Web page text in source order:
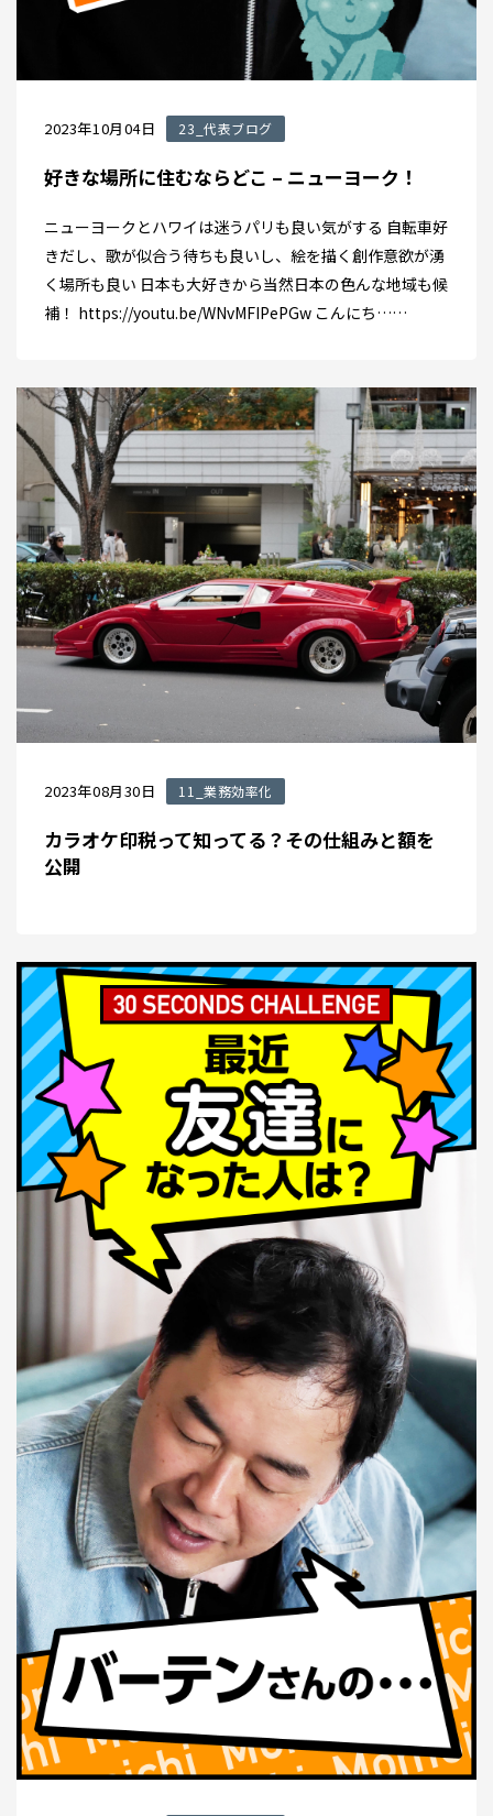
2023年10月04日 23_代表ブログ
好きな場所に住むならどこ – ニューヨーク！
ニューヨークとハワイは迷うパリも良い気がする 自転車好
きだし、歌が似合う待ちも良いし、絵を描く創作意欲が湧
く場所も良い 日本も大好きから当然日本の色んな地域も候
補！ https://youtu.be/WNvMFIPePGw こんにち……
2023年08月30日 11_業務効率化
カラオケ印税って知ってる？その仕組みと額を
公開